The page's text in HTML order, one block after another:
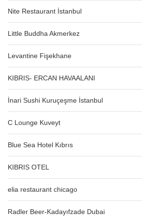
Nite Restaurant İstanbul
Little Buddha Akmerkez
Levantine Fişekhane
KIBRIS- ERCAN HAVAALANI
İnari Sushi Kuruçeşme İstanbul
C Lounge Kuveyt
Blue Sea Hotel Kıbrıs
KIBRIS OTEL
elia restaurant chicago
Radler Beer-Kadayıfzade Dubai